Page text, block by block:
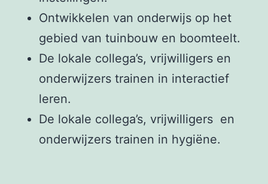
Ontwikkelen van onderwijs op het
gebied van tuinbouw en boomteelt.
De lokale collega’s, vrijwilligers en
onderwijzers trainen in interactief
leren.
De lokale collega’s, vrijwilligers en
onderwijzers trainen in hygiëne.